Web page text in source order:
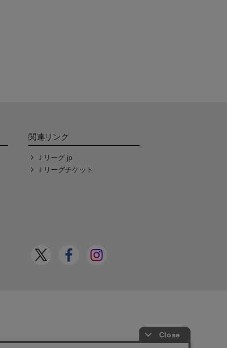
関連リンク
Ｊリーグ.jp
Ｊリーグチケット